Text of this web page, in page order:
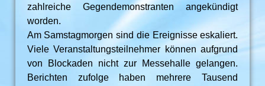
zahlreiche Gegendemonstranten angekündigt
worden.
Am Samstagmorgen sind die Ereignisse eskaliert.
Viele Veranstaltungsteilnehmer können aufgrund
von Blockaden nicht zur Messehalle gelangen.
Berichten zufolge haben mehrere Tausend